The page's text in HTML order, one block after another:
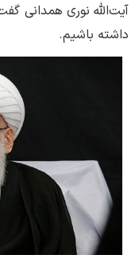
آیت‌الله نوری همدانی
داشته باشیم.